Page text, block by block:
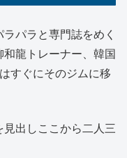
パラと専門誌をめく
龍トレーナー、韓国
すぐにそのジムに移
出しここから二人三